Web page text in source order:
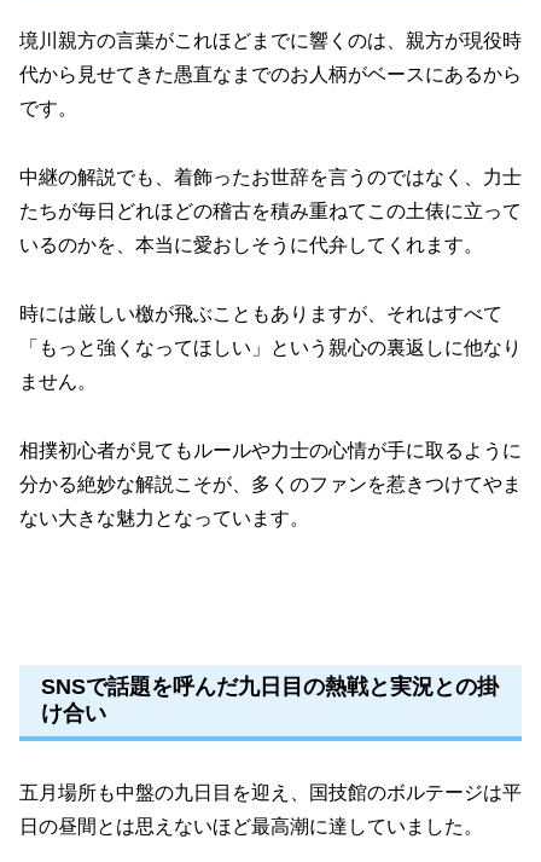
境川親方の言葉がこれほどまでに響くのは、親方が現役時
代から見せてきた愚直なまでのお人柄がベースにあるから
です。
中継の解説でも、着飾ったお世辞を言うのではなく、力士
たちが毎日どれほどの稽古を積み重ねてこの土俵に立って
いるのかを、本当に愛おしそうに代弁してくれます。
時には厳しい檄が飛ぶこともありますが、それはすべて
「もっと強くなってほしい」という親心の裏返しに他なり
ません。
相撲初心者が見てもルールや力士の心情が手に取るように
分かる絶妙な解説こそが、多くのファンを惹きつけてやま
ない大きな魅力となっています。
SNSで話題を呼んだ九日目の熱戦と実況との掛
け合い
五月場所も中盤の九日目を迎え、国技館のボルテージは平
日の昼間とは思えないほど最高潮に達していました。